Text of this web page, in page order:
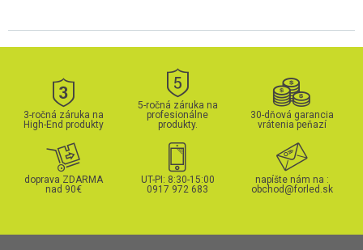
3-ročná záruka na
High-End produkty
5-ročná záruka na
profesionálne
produkty.
30-dňová garancia
vrátenia peňazí
doprava ZDARMA
nad 90€
UT-PI: 8:30-15:00
0917 972 683
napíšte nám na :
obchod@forled.sk